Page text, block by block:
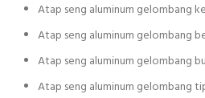
Atap seng aluminum gelombang
Atap seng aluminum gelombang
Atap seng aluminum gelombang
Atap seng aluminum gelombang